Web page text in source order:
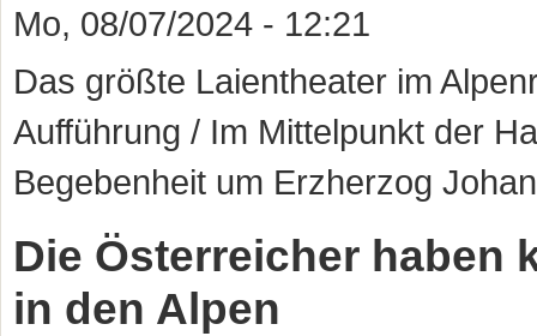
Mo, 08/07/2024 - 12:21
Das größte Laientheater im
Aufführung / Im Mittelpunkt der
Begebenheit um Erzherzog
Die Österreicher haben
in den Alpen